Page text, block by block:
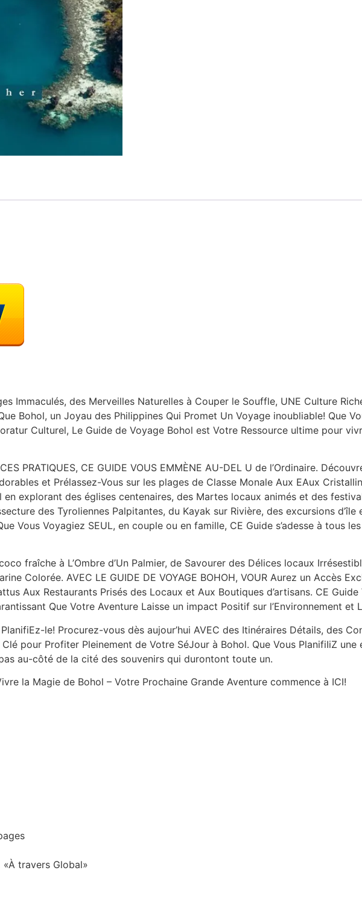
Immaculés, des Merveilles Naturelles à Couper le Souffle, UNE Culture
Bohol, un Joyau des Philippines Qui Promet Un Voyage inoubliable! Que
Culturel, Le Guide de Voyage Bohol est Votre Ressource ultime pour
PRATIQUES, CE GUIDE VOUS EMMÈNE AU-DEL U de l’Ordinaire.
et Prélassez-Vous sur les plages de Classe Monale Aux EAux
explorant des églises centenaires, des Martes locaux animés et des
des Tyroliennes Palpitantes, du Kayak sur Rivière, des excursions d’île
Vous Voyagiez SEUL, en couple ou en famille, CE Guide s’adesse à tous
fraîche à L’Ombre d’Un Palmier, de Savourer des Délices locaux
Colorée. AVEC LE GUIDE DE VOYAGE BOHOH, VOUR Aurez un Accès
Aux Restaurants Prisés des Locaux et Aux Boutiques d’artisans. CE
Que Votre Aventure Laisse un impact Positif sur l’Environnement et
le! Procurez-vous dès aujour’hui AVEC des Itinéraires Détails, des
pour Profiter Pleinement de Votre SéJour à Bohol. Que Vous PlanifiIiZ
au-côté de la cité des souvenirs qui durontont toute un.
la Magie de Bohol – Votre Prochaine Grande Aventure commence à ICI!
«À travers Global»